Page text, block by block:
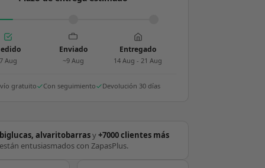
Aug
Enviado
~9 Aug
Entregado
14 Aug - 21 Aug
gratuito Con seguimiento Devolución 30 días
biglucas, alvaritobarrasy+7000 clientes más
están entusiasmados con ZapasPlus.